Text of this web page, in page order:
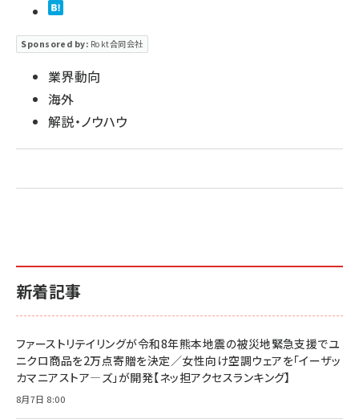
Sponsored by: Rokt合同会社
業界動向
海外
解説・ノウハウ
新着記事
ファーストリテイリングが令和8年熊本地震の被災地緊急支援でユ
ニクロ商品を2万点寄贈を決定／女性向け空調ウェアを「イーザッ
カマニアストア―ズ」が開発【ネッ担アクセスランキング】
8月7日 8:00